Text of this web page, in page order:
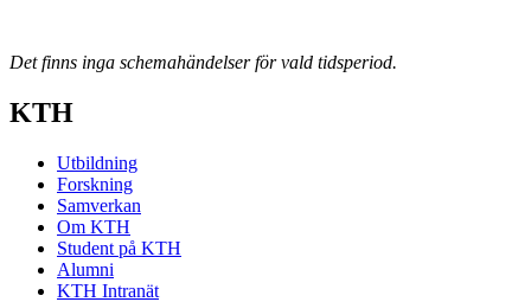
Det finns inga schemahändelser för vald tidsperiod.
KTH
Utbildning
Forskning
Samverkan
Om KTH
Student på KTH
Alumni
KTH Intranät